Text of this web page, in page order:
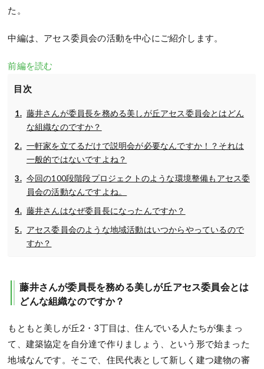
た。
中編は、アセス委員会の活動を中心にご紹介します。
前編を読む
目次
藤井さんが委員長を務める美しが丘アセス委員会とはどん
な組織なのですか？
一軒家を立てるだけで説明会が必要なんですか！？それは
一般的ではないですよね？
今回の100段階段プロジェクトのような環境整備もアセス委
員会の活動なんですよね。
藤井さんはなぜ委員長になったんですか？
アセス委員会のような地域活動はいつからやっているので
すか？
藤井さんが委員長を務める美しが丘アセス委員会とは
どんな組織なのですか？
もともと美しが丘2・3丁目は、住んでいる人たちが集まっ
て、建築協定を自分達で作りましょう、という形で始まった
地域なんです。そこで、住民代表として新しく建つ建物の審